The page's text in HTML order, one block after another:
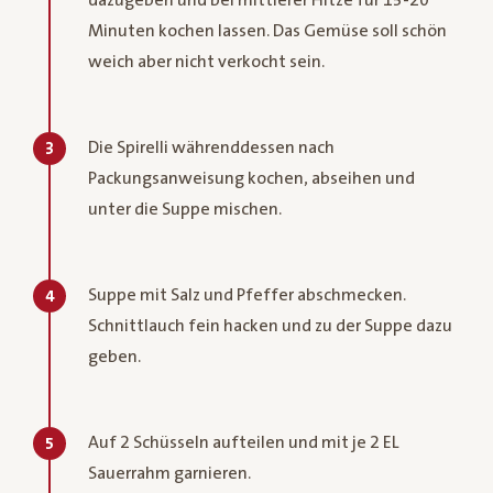
Minuten kochen lassen. Das Gemüse soll schön
weich aber nicht verkocht sein.
3
Die Spirelli währenddessen nach
Packungsanweisung kochen, abseihen und
unter die Suppe mischen.
4
Suppe mit Salz und Pfeffer abschmecken.
Schnittlauch fein hacken und zu der Suppe dazu
geben.
5
Auf 2 Schüsseln aufteilen und mit je 2 EL
Sauerrahm garnieren.